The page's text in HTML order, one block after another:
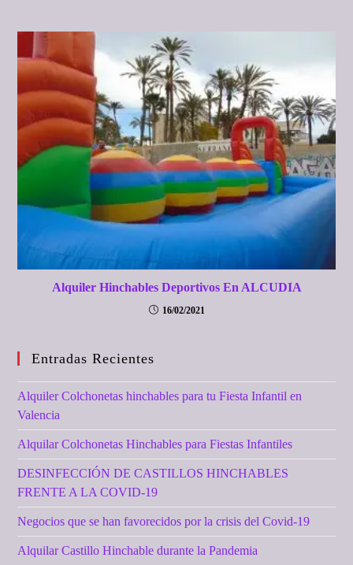
Alquiler Hinchables Deportivos En ALCUDIA
16/02/2021
Entradas Recientes
Alquiler Colchonetas hinchables para tu Fiesta Infantil en
Valencia
Alquilar Colchonetas Hinchables para Fiestas Infantiles
DESINFECCIÓN DE CASTILLOS HINCHABLES
FRENTE A LA COVID-19
Negocios que se han favorecidos por la crisis del Covid-19
Alquilar Castillo Hinchable durante la Pandemia